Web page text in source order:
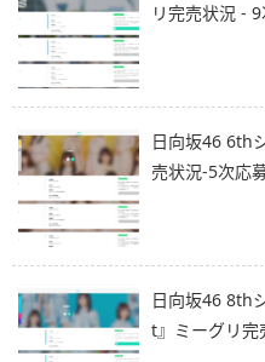
リ完売状況 -
日向坂46 6th
売状況-5次応
日向坂46 8th
t』ミーグリ完